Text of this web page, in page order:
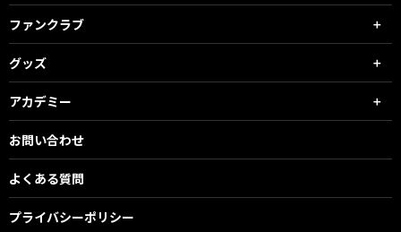
ファンクラブ
グッズ
アカデミー
お問い合わせ
よくある質問
プライバシーポリシー